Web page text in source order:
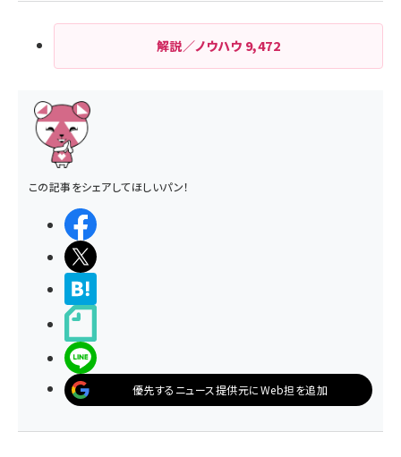
解説／ノウハウ 9,472
この記事をシェアしてほしいパン！
優先するニュース提供元にWeb担を追加